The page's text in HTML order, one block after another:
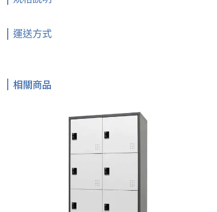
運送方式
相關商品